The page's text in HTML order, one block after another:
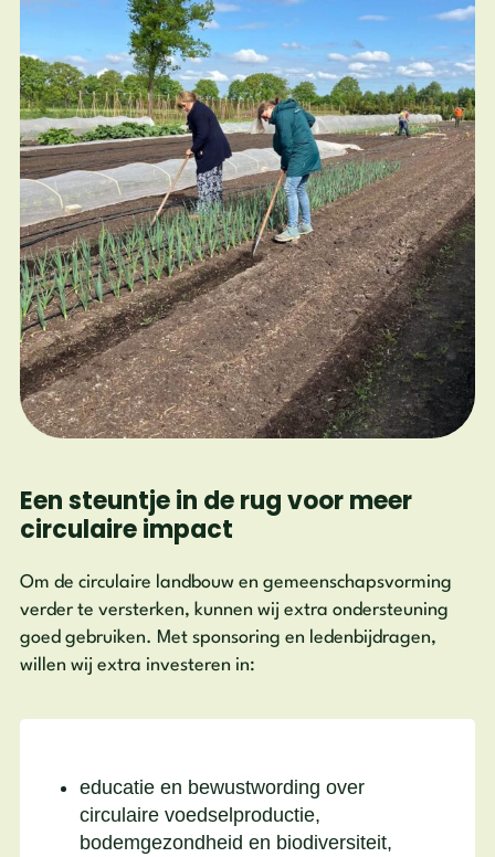
Een steuntje in de rug voor meer
circulaire impact
Om de circulaire landbouw en gemeenschapsvorming
verder te versterken, kunnen wij extra ondersteuning
goed gebruiken. Met sponsoring en ledenbijdragen,
willen wij extra investeren in:
educatie en bewustwording over
circulaire voedselproductie,
bodemgezondheid en biodiversiteit,